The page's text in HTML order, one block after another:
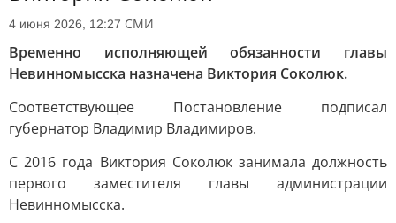
4 июня 2026, 12:27 СМИ
Временно исполняющей обязанности главы
Невинномысска назначена Виктория Соколюк.
Соответствующее Постановление подписал
губернатор Владимир Владимиров.
С 2016 года Виктория Соколюк занимала должность
первого заместителя главы администрации
Невинномысска.